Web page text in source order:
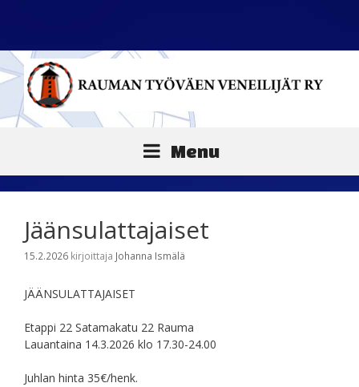
Siirry
sisältöön
Menu
Jäänsulattajaiset
15.2.2026 kirjoittaja Johanna Ismälä
JÄÄNSULATTAJAISET
Etappi 22 Satamakatu 22 Rauma
Lauantaina 14.3.2026 klo 17.30-24.00
Juhlan hinta 35€/henk.